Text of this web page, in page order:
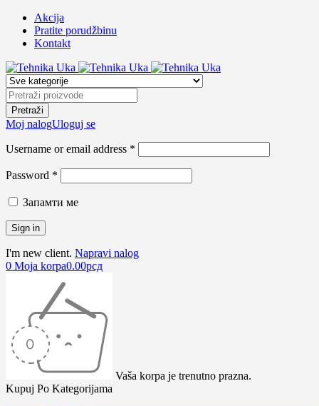
Akcija
Pratite porudžbinu
Kontakt
Moj nalogUloguj se
Username or email address *
Password *
Запамти ме
I'm new client. Napravi nalog
0 Moja korpa0.00рсд
Vaša korpa je trenutno prazna.
Kupuj Po Kategorijama